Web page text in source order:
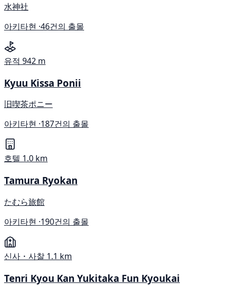
水神社
아키타현 ·46건의 출몰
유적 942 m
Kyuu Kissa Ponii
旧喫茶ポニー
아키타현 ·187건의 출몰
호텔 1.0 km
Tamura Ryokan
たむら旅館
아키타현 ·190건의 출몰
신사・사찰 1.1 km
Tenri Kyou Kan Yukitaka Fun Kyoukai